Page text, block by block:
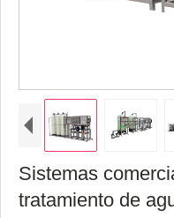
Sistemas
tratamiento de